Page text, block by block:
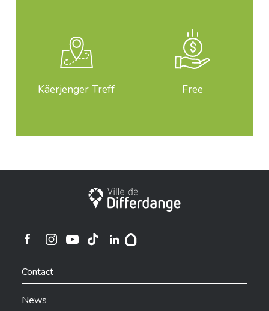
Käerjenger Treff Free
City of Differdange
Ville de Differdange sur Instagram
Contact
News